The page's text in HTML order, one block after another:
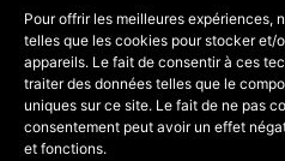
Pour offrir les meilleures expériences,
telles que les cookies pour stocker et/
appareils. Le fait de consentir à ces
traiter des données telles que le
uniques sur ce site. Le fait de ne pas
consentement peut avoir un effet
et fonctions.
11 rue Pétion 75011